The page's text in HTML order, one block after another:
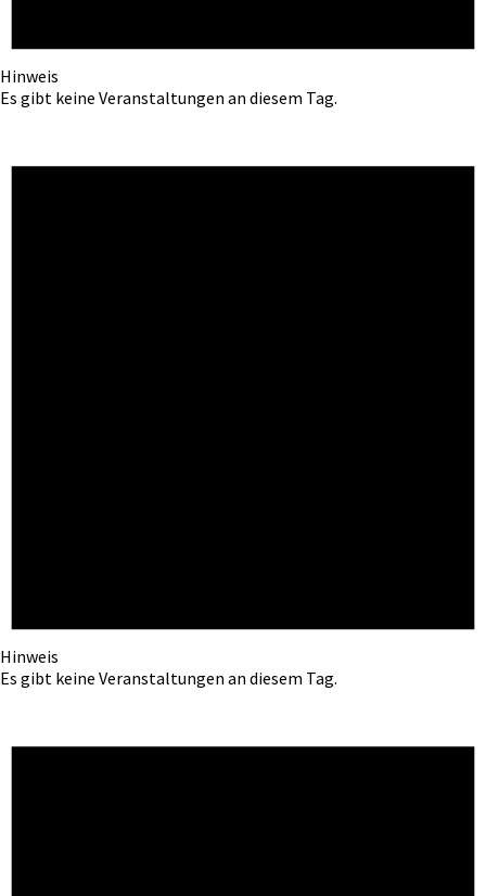
Hinweis
Es gibt keine Veranstaltungen an diesem Tag.
Hinweis
Es gibt keine Veranstaltungen an diesem Tag.